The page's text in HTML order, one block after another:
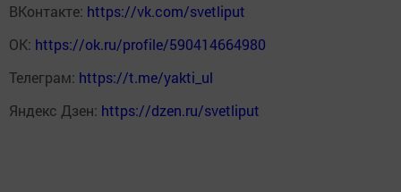
ВКонтакте: https://vk.com/svetliput
ОК: https://ok.ru/profile/590414664980
Телеграм: https://t.me/yakti_ul
Яндекс Дзен: https://dzen.ru/svetliput